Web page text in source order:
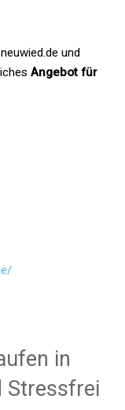
und
Angebot für
in
Stressfrei